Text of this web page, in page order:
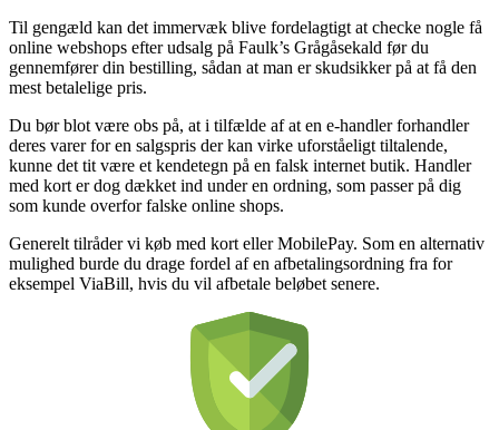
Til gengæld kan det immervæk blive fordelagtigt at checke nogle få
online webshops efter udsalg på Faulk’s Grågåsekald før du
gennemfører din bestilling, sådan at man er skudsikker på at få den
mest betalelige pris.
Du bør blot være obs på, at i tilfælde af at en e-handler forhandler
deres varer for en salgspris der kan virke uforståeligt tiltalende,
kunne det tit være et kendetegn på en falsk internet butik. Handler
med kort er dog dækket ind under en ordning, som passer på dig
som kunde overfor falske online shops.
Generelt tilråder vi køb med kort eller MobilePay. Som en alternativ
mulighed burde du drage fordel af en afbetalingsordning fra for
eksempel ViaBill, hvis du vil afbetale beløbet senere.